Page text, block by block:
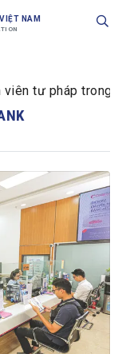
NAM
tư pháp trong